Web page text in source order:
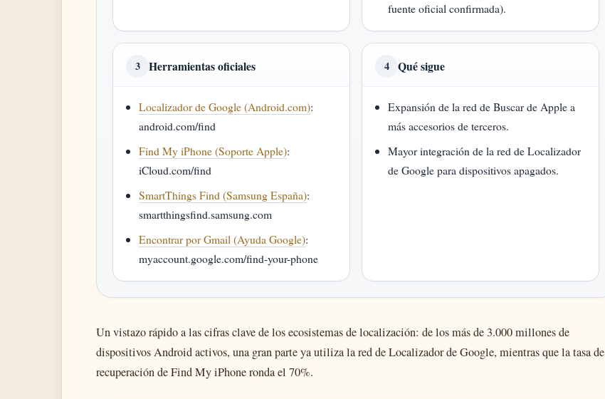
fuente oficial confirmada).
3 Herramientas oficiales
Localizador de Google (Android.com):
android.com/find
Find My iPhone (Soporte Apple):
iCloud.com/find
SmartThings Find (Samsung España):
smartthingsfind.samsung.com
Encontrar por Gmail (Ayuda Google):
myaccount.google.com/find-your-phone
4 Qué sigue
Expansión de la red de Buscar de Apple a
más accesorios de terceros.
Mayor integración de la red de Localizador
de Google para dispositivos apagados.
Un vistazo rápido a las cifras clave de los ecosistemas de localización: de los más de 3.000 millones de
dispositivos Android activos, una gran parte ya utiliza la red de Localizador de Google, mientras que la tasa de
recuperación de Find My iPhone ronda el 70%.